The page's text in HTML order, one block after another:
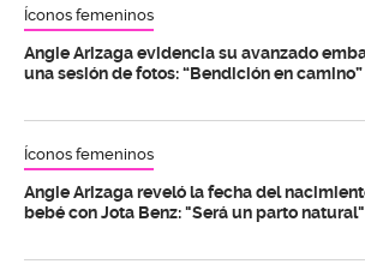
Íconos femeninos
Angie Arizaga evidencia su avanzado
una sesión de fotos: “Bendición en camino”
Íconos femeninos
Angie Arizaga reveló la fecha del
bebé con Jota Benz: "Será un parto natural"